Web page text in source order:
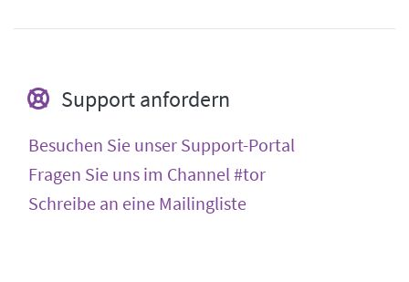
Support anfordern
Besuchen Sie unser Support-Portal
Fragen Sie uns im Channel #tor
Schreibe an eine Mailingliste